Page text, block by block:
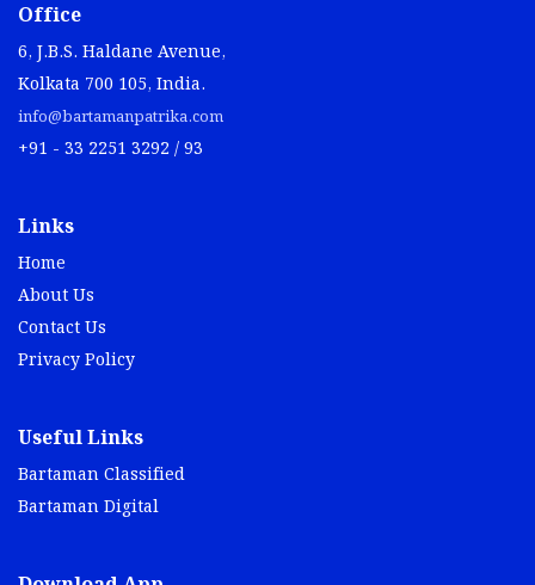
Office
6, J.B.S. Haldane Avenue,
Kolkata 700 105, India.
info@bartamanpatrika.com
+91 - 33 2251 3292 / 93
Links
Home
About Us
Contact Us
Privacy Policy
Useful Links
Bartaman Classified
Bartaman Digital